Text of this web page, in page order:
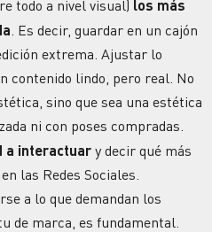
todo a nivel visual) los más
. Es decir, guardar en un cajón
extrema. Ajustar lo
contenido lindo, pero real. No
sino que sea una estética
ni con poses compradas.
a interactuar y decir qué más
las Redes Sociales
a lo que demandan los
de marca, es fundamental.